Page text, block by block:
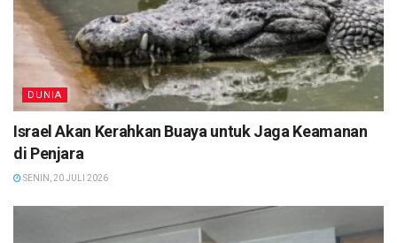
DUNIA
Israel Akan Kerahkan Buaya untuk Jaga Keamanan
di Penjara
SENIN, 20 JULI 2026